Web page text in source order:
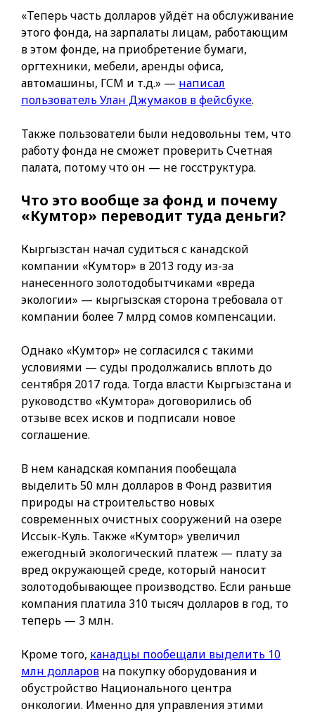
«Теперь часть долларов уйдёт на обслуживание
этого фонда, на зарпалаты лицам, работающим
в этом фонде, на приобретение бумаги,
оргтехники, мебели, аренды офиса,
автомашины, ГСМ и т.д.» — написал
пользователь Улан Джумаков в фейсбуке.
Также пользователи были недовольны тем, что
работу фонда не сможет проверить Счетная
палата, потому что он — не госструктура.
Что это вообще за фонд и почему
«Кумтор» переводит туда деньги?
Кыргызстан начал судиться с канадской
компании «Кумтор» в 2013 году из-за
нанесенного золотодобытчиками «вреда
экологии» — кыргызская сторона требовала от
компании более 7 млрд сомов компенсации.
Однако «Кумтор» не согласился с такими
условиями — суды продолжались вплоть до
сентября 2017 года. Тогда власти Кыргызстана и
руководство «Кумтора» договорились об
отзыве всех исков и подписали новое
соглашение.
В нем канадская компания пообещала
выделить 50 млн долларов в Фонд развития
природы на строительство новых
современных очистных сооружений на озере
Иссык-Куль. Также «Кумтор» увеличил
ежегодный экологический платеж — плату за
вред окружающей среде, который наносит
золотодобывающее производство. Если раньше
компания платила 310 тысяч долларов в год, то
теперь — 3 млн.
Кроме того, канадцы пообещали выделить 10
млн долларов на покупку оборудования и
обустройство Национального центра
онкологии. Именно для управления этими